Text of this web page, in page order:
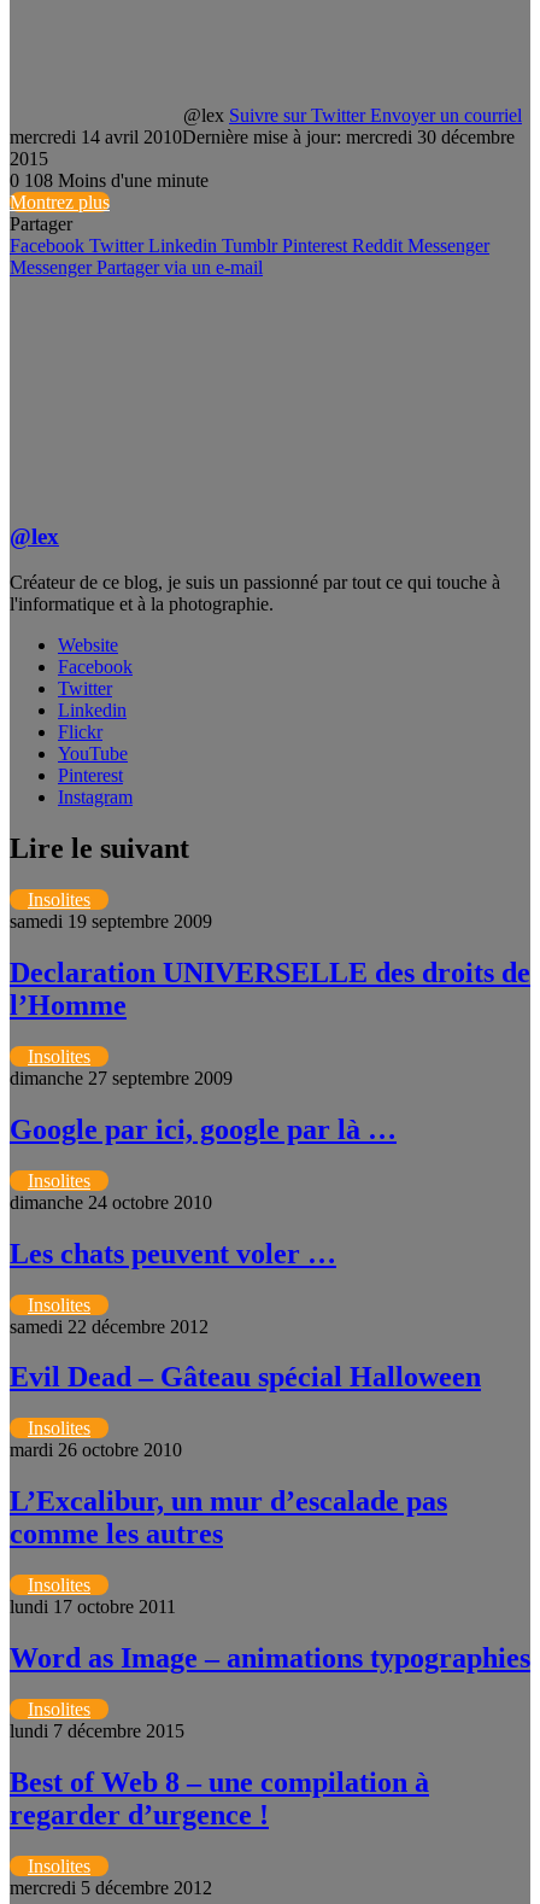
@lex Suivre sur Twitter Envoyer un courriel
mercredi 14 avril 2010Dernière mise à jour: mercredi 30 décembre
2015
0 108 Moins d'une minute
Montrez plus
Partager
Facebook Twitter Linkedin Tumblr Pinterest Reddit Messenger
Messenger Partager via un e-mail
@lex
Créateur de ce blog, je suis un passionné par tout ce qui touche à
l'informatique et à la photographie.
Website
Facebook
Twitter
Linkedin
Flickr
YouTube
Pinterest
Instagram
Lire le suivant
Insolites
samedi 19 septembre 2009
Declaration UNIVERSELLE des droits de
l’Homme
Insolites
dimanche 27 septembre 2009
Google par ici, google par là …
Insolites
dimanche 24 octobre 2010
Les chats peuvent voler …
Insolites
samedi 22 décembre 2012
Evil Dead – Gâteau spécial Halloween
Insolites
mardi 26 octobre 2010
L’Excalibur, un mur d’escalade pas
comme les autres
Insolites
lundi 17 octobre 2011
Word as Image – animations typographies
Insolites
lundi 7 décembre 2015
Best of Web 8 – une compilation à
regarder d’urgence !
Insolites
mercredi 5 décembre 2012